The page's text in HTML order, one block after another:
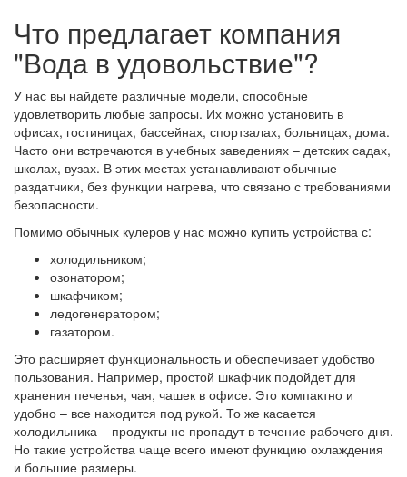
Что предлагает компания
"Вода в удовольствие"?
У нас вы найдете различные модели, способные
удовлетворить любые запросы. Их можно установить в
офисах, гостиницах, бассейнах, спортзалах, больницах, дома.
Часто они встречаются в учебных заведениях – детских садах,
школах, вузах. В этих местах устанавливают обычные
раздатчики, без функции нагрева, что связано с требованиями
безопасности.
Помимо обычных кулеров у нас можно купить устройства с:
холодильником;
озонатором;
шкафчиком;
ледогенератором;
газатором.
Это расширяет функциональность и обеспечивает удобство
пользования. Например, простой шкафчик подойдет для
хранения печенья, чая, чашек в офисе. Это компактно и
удобно – все находится под рукой. То же касается
холодильника – продукты не пропадут в течение рабочего дня.
Но такие устройства чаще всего имеют функцию охлаждения
и большие размеры.